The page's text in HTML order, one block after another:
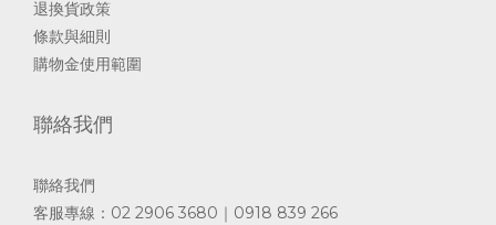
退換貨政策
條款與細則
購物金使用範圍
聯絡我們
聯絡我們
客服專線：02 2906 3680｜0918 839 266